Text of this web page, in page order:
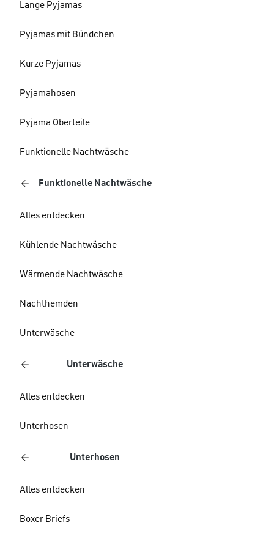
Lange Pyjamas
Pyjamas mit Bündchen
Kurze Pyjamas
Pyjamahosen
Pyjama Oberteile
Funktionelle Nachtwäsche
Funktionelle Nachtwäsche
Alles entdecken
Kühlende Nachtwäsche
Wärmende Nachtwäsche
Nachthemden
Unterwäsche
Unterwäsche
Alles entdecken
Unterhosen
Unterhosen
Alles entdecken
Boxer Briefs